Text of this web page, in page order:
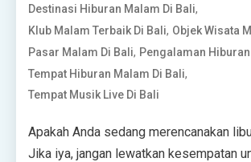
Destinasi Hiburan Malam Di Bali,
Klub Malam Terbaik Di Bali, Objek Wisata
Pasar Malam Di Bali, Pengalaman
Tempat Hiburan Malam Di Bali,
Tempat Musik Live Di Bali
Apakah Anda sedang merencanakan
Jika iya, jangan lewatkan kesempatan